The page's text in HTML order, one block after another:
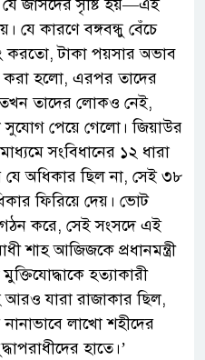
যে জাসদের সৃষ্টি হয়—এই
যে কারণে বঙ্গবন্ধু বেঁচে
করতো, টাকা পয়সার অভাব
করা হলো, এরপর তাদের
তাদের লোকও নেই,
সুযোগ পেয়ে গেলো। জিয়াউর
সংবিধানের ১২ ধারা
অধিকার ছিল না, সেই ৩৮
ফিরিয়ে দেয়। ভোট
করে, সেই সংসদে এই
শাহ আজিজকে প্রধানমন্ত্রী
হত্যাকারী
যারা রাজাকার ছিল,
নানাভাবে লাখো শহীদের
হাতে।’